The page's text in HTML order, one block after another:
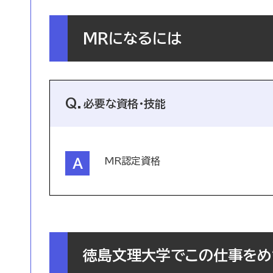
MRになるには
必要な資格・技能
MR認定資格
徳島文理大学でこの仕事を